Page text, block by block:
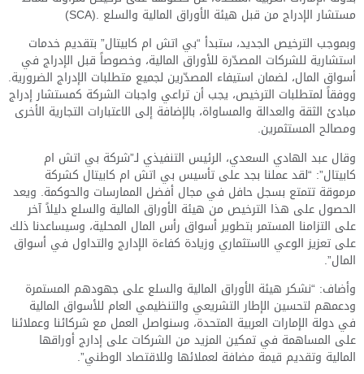
مستشار الإدراج من قبل هيئة الأوراق المالية والسلع .(SCA)
وبموجب الترخيص الجديد، ستبدأ “بي اتش ام كابيتال” بتقديم خدمات
استشارية للشركات المصدّرة للأوراق المالية، وخصوصاً قبل الإدراج في
أسواق المال، لضمان استيفاء المصدّرين لجميع متطلبات الإدراج الضرورية.
ووفقاً لمتطلبات الترخيص، يجب أن تراعي واجبات الشركة كمستشار إدراج
مبادئ الثقة والعدالة والمساواة، بالإضافة إلى الاعتبارات التجارية الأخرى
ومصالح المستثمرين.
وقال عبد الهادي السعدي، الرئيس التنفيذي لـ”شركة بي اتش ام
كابيتال”: “لقد عملنا بجد على تأسيس بي اتش ام كابيتال كشركة
مرموقة تتمتع بسجل حافل في مجال أفضل الممارسات والحوكمة. ويعد
الحصول على هذا الترخيص من هيئة الأوراق المالية والسلع دليلاً آخر
على التزامنا المستمر بتطوير أسواق رأس المال المحلية، وسيساعدنا ذلك
على تعزيز الوعي الاستثماري وزيادة كفاءة الإدارج والتداول في أسواق
المال”.
وأضاف: “نشكر هيئة الأوراق المالية والسلع على جهودهم المستمرة
ودعمهم لتحسين الإطار التشريعي والتنظيمي العام للأسواق المالية
في دولة الإمارات العربية المتحدة، وسنواصل العمل مع شركائنا وعملائنا
على المساهمة في تمكين المزيد من الشركات على إدارج أوراقها
المالية وتقديم قيمة مضافة لعملائها وللاقتصاد الوطني”.